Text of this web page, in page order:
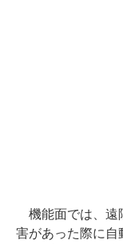
機能面では、遠
害があった際に自